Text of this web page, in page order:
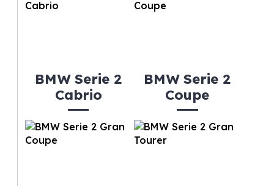
BMW Serie 2
Cabrio
BMW Serie 2
Coupe